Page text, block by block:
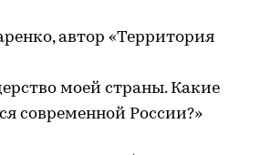
автор «Территория
моей страны. Какие
современной России?»